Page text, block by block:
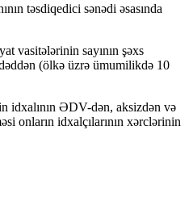
təsdiqedici sənədi əsasında
vasitələrinin sayının şəxs
(ölkə üzrə ümumilikdə 10
idxalının ƏDV-dən, aksizdən və
onların idxalçılarının xərclərinin